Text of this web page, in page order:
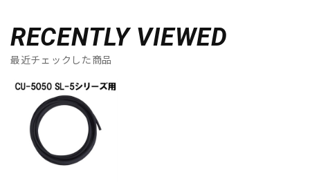
RECENTLY VIEWED
最近チェックした商品